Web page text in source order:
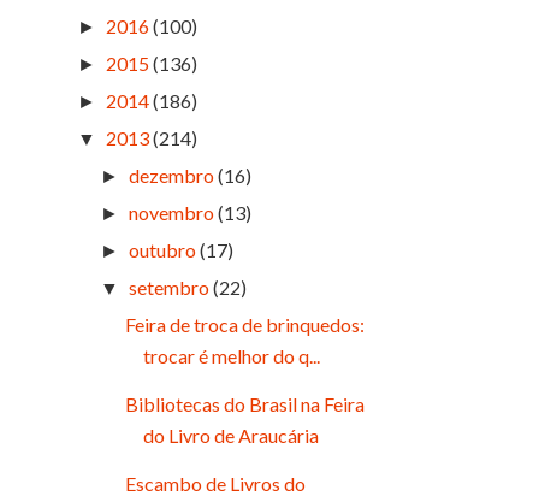
► 2016(100)
► 2015(136)
► 2014(186)
▼ 2013(214)
►dezembro(16)
►novembro(13)
►outubro(17)
▼ setembro(22)
Feira de troca de brinquedos:
trocar é melhor do q...
Bibliotecas do Brasil na Feira
do Livro de Araucária
Escambo de Livros do